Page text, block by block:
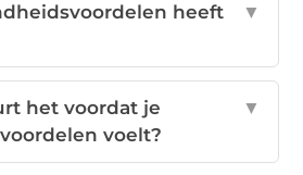
heeft
▼
het voordat je
voelt?
▼